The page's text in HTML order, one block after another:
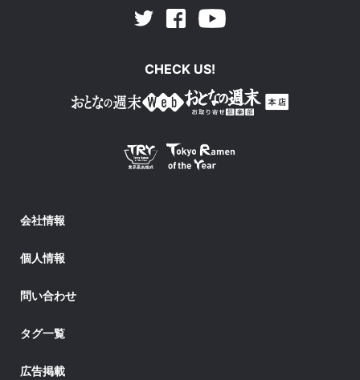
Twitter Facebook
CHECK US!
会社情報
個人情報
問い合わせ
タグ一覧
広告掲載